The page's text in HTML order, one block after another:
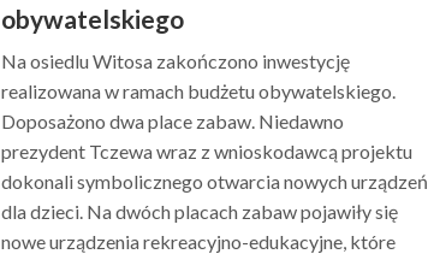
obywatelskiego
Na osiedlu Witosa zakończono inwestycję
realizowana w ramach budżetu obywatelskiego.
Doposażono dwa place zabaw. Niedawno
prezydent Tczewa wraz z wnioskodawcą projektu
dokonali symbolicznego otwarcia nowych urządzeń
dla dzieci. Na dwóch placach zabaw pojawiły się
nowe urządzenia rekreacyjno-edukacyjne, które